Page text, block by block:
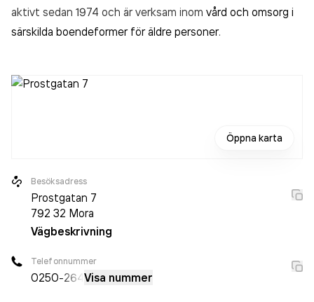
aktivt sedan 1974 och är verksam inom vård och omsorg i
särskilda boendeformer för äldre personer.
Öppna karta
Besöksadress
Prostgatan 7
792 32 Mora
Vägbeskrivning
Telefonnummer
0250-264Visa nummer